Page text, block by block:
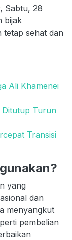
Sabtu, 28
bijak
tetap sehat dan
Ali Khamenei
Ditutup Turun
Transisi
yang
dan
menyangkut
pembelian